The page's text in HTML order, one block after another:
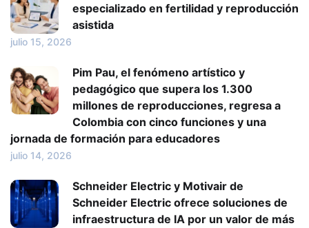
especializado en fertilidad y reproducción
asistida
julio 15, 2026
Pim Pau, el fenómeno artístico y
pedagógico que supera los 1.300
millones de reproducciones, regresa a
Colombia con cinco funciones y una
jornada de formación para educadores
julio 14, 2026
Schneider Electric y Motivair de
Schneider Electric ofrece soluciones de
infraestructura de IA por un valor de más